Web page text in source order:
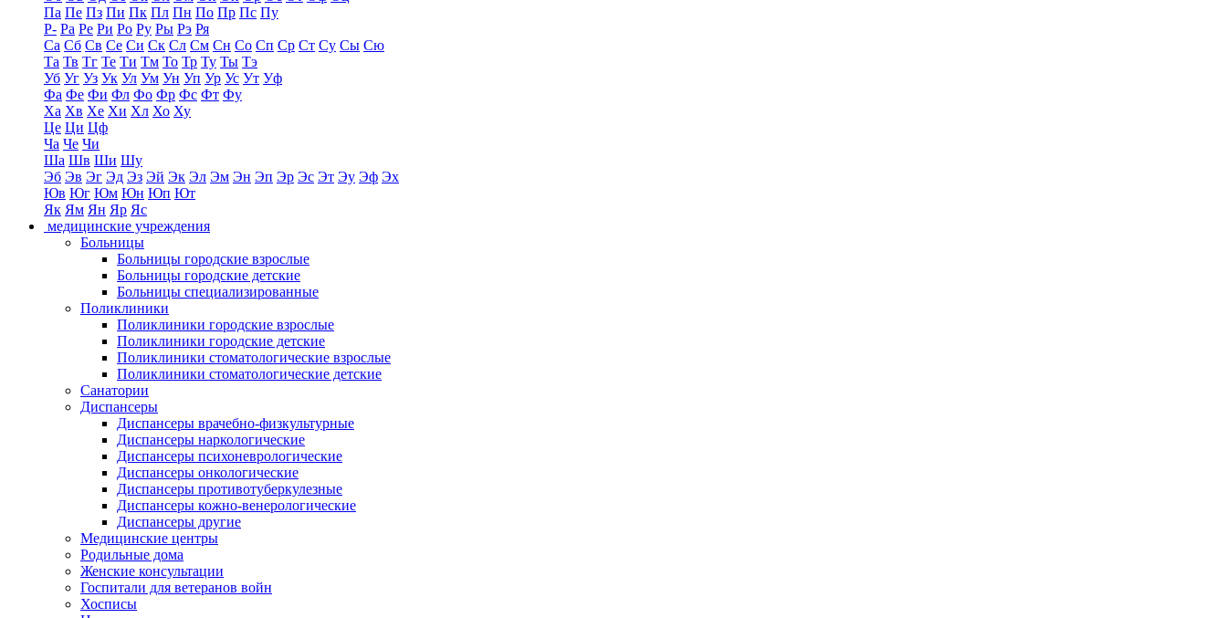
Па Пе Пз Пи Пк Пл Пн По Пр Пс Пу
Р- Ра Ре Ри Ро Ру Ры Рэ Ря
Са Сб Св Се Си Ск Сл См Сн Со Сп Ср Ст Су Сы Сю
Та Тв Тг Те Ти Тм То Тр Ту Ты Тэ
Уб Уг Уз Ук Ул Ум Ун Уп Ур Ус Ут Уф
Фа Фе Фи Фл Фо Фр Фс Фт Фу
Ха Хв Хе Хи Хл Хо Ху
Це Ци Цф
Ча Че Чи
Ша Шв Ши Шу
Эб Эв Эг Эд Эз Эй Эк Эл Эм Эн Эп Эр Эс Эт Эу Эф Эх
Юв Юг Юм Юн Юп Ют
Як Ям Ян Яр Яс
медицинские учреждения
Больницы
Больницы городские взрослые
Больницы городские детские
Больницы специализированные
Поликлиники
Поликлиники городские взрослые
Поликлиники городские детские
Поликлиники стоматологические взрослые
Поликлиники стоматологические детские
Санатории
Диспансеры
Диспансеры врачебно-физкультурные
Диспансеры наркологические
Диспансеры психоневрологические
Диспансеры онкологические
Диспансеры противотуберкулезные
Диспансеры кожно-венерологические
Диспансеры другие
Медицинские центры
Родильные дома
Женские консультации
Госпитали для ветеранов войн
Хосписы